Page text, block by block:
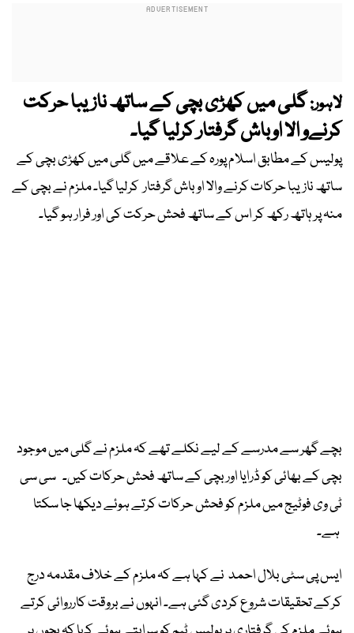
لاہور:گلی میں کھڑی بچی کے ساتھ نازیبا حرکت
کرنےو الا اوباش گرفتار کرلیا گیا۔
پولیس کے مطابق اسلام پورہ کے علاقے میں گلی میں کھڑی بچی کے
ساتھ نازیبا حرکات کرنے والا اوباش گرفتار کرلیا گیا۔ ملزم نے بچی کے
منہ پر ہاتھ رکھ کر اس کے ساتھ فحش حرکت کی اور فرار ہو گیا۔
بچے گھر سے مدرسے کے لیے نکلے تھے کہ ملزم نے گلی میں موجود
بچی کے بھائی کو ڈرایا اور بچی کے ساتھ فحش حرکات کیں۔ سی سی
ٹی وی فوٹیج میں ملزم کو فحش حرکات کرتے ہوئے دیکھا جا سکتا
ہے۔
ایس پی سٹی بلال احمد نے کہا ہے کہ ملزم کے خلاف مقدمہ درج
کرکے تحقیقات شروع کردی گئی ہے۔ انہوں نے بروقت کارروائی کرتے